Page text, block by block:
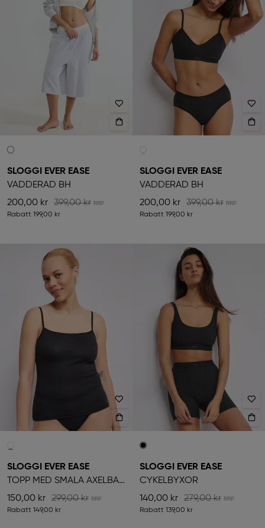
SLOGGI EVER EASE
VADDERAD BH
200,00 kr
399,00 kr
Rabatt 199,00 kr
SLOGGI EVER EASE
VADDERAD BH
200,00 kr
399,00 kr
Rabatt 199,00 kr
SLOGGI EVER EASE
TOPP MED SMALA AXELBAND
150,00 kr
299,00 kr
Rabatt 149,00 kr
SLOGGI EVER EASE
CYKELBYXOR
140,00 kr
279,00 kr
Rabatt 139,00 kr